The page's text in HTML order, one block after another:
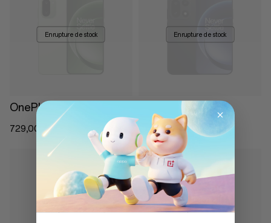
En rupture de stock
OnePlus 15R
729,00 €
En rupture de stock
OnePlus 15
979,00 €
En rupture de stock